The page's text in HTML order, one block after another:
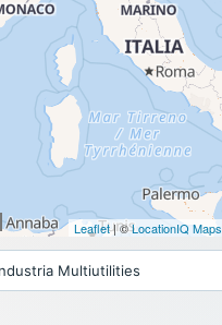
Leaflet| ©LocationIQ Maps